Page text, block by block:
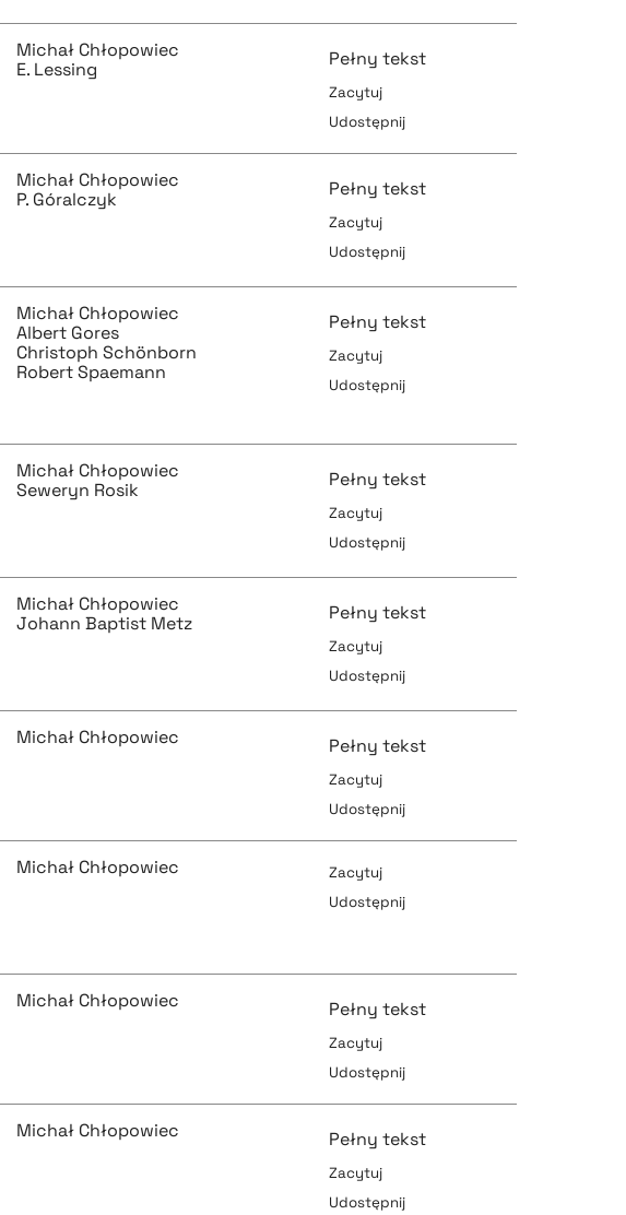
pobierz cytat
pobierz cytat
Michał Chłopowiec
E. Lessing
Pełny tekst
Zacytuj
Udostępnij
pobierz cytat
Michał Chłopowiec
P. Góralczyk
Pełny tekst
Zacytuj
Udostępnij
pobierz cytat
Michał Chłopowiec
Albert Gores
Christoph Schönborn
Robert Spaemann
Pełny tekst
Zacytuj
Udostępnij
pobierz cytat
Michał Chłopowiec
Seweryn Rosik
Pełny tekst
Zacytuj
Udostępnij
pobierz cytat
Michał Chłopowiec
Johann Baptist Metz
Pełny tekst
Zacytuj
Udostępnij
pobierz cytat
Michał Chłopowiec Pełny tekst
Zacytuj
Udostępnij
pobierz cytat
Michał Chłopowiec
Zacytuj
Udostępnij
pobierz cytat
Michał Chłopowiec Pełny tekst
Zacytuj
Udostępnij
Michał Chłopowiec Pełny tekst
Zacytuj
Udostępnij